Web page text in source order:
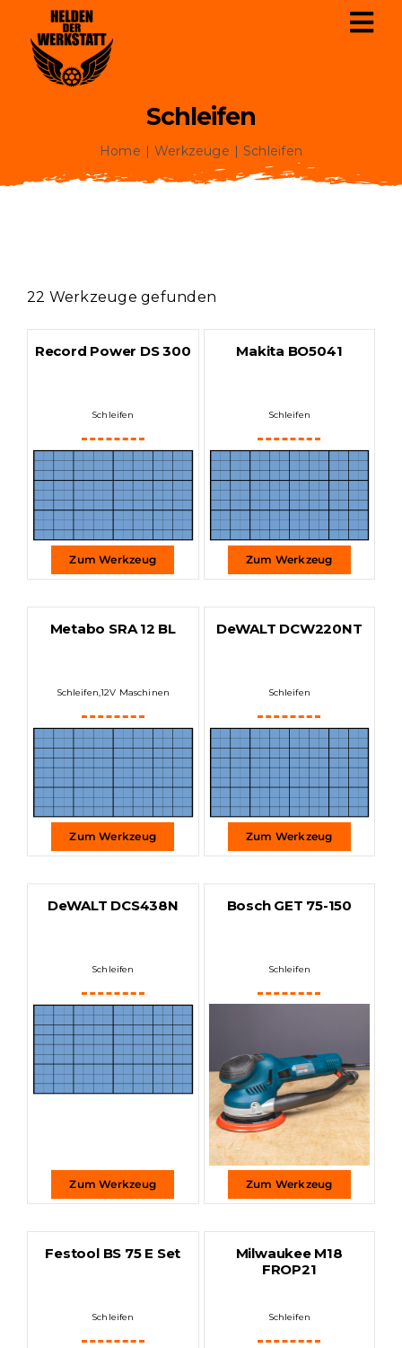
Inhalt
springen
Pläne
Presse &
Kontakt
Schleifen
Home Werkzeuge Schleifen
22 Werkzeuge gefunden
Record Power DS 300
Schleifen
Zum Werkzeug
Makita BO5041
Schleifen
Zum Werkzeug
Metabo SRA 12 BL
Schleifen,12V Maschinen
Zum Werkzeug
DeWALT DCW220NT
Schleifen
Zum Werkzeug
DeWALT DCS438N
Schleifen
Zum Werkzeug
Bosch GET 75-150
Schleifen
Zum Werkzeug
Festool BS 75 E Set
Schleifen
Milwaukee M18
FROP21
Schleifen